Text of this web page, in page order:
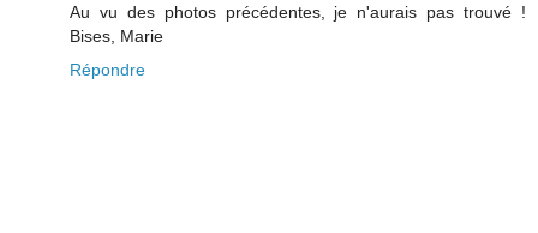
Au vu des photos précédentes, je n'aurais pas trouvé !
Bises, Marie
Répondre